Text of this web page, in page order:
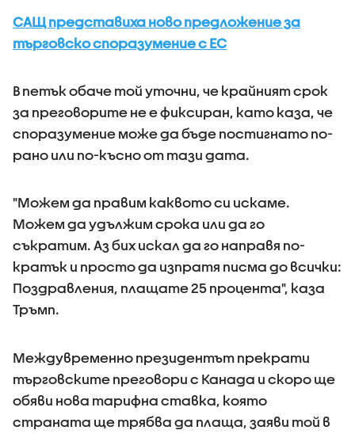
САЩ представиха ново предложение за
търговско споразумение с ЕС
В петък обаче той уточни, че крайният срок
за преговорите не е фиксиран, като каза, че
споразумение може да бъде постигнато по-
рано или по-късно от тази дата.
"Можем да правим каквото си искаме.
Можем да удължим срока или да го
съкратим. Аз бих искал да го направя по-
кратък и просто да изпратя писма до всички:
Поздравления, плащате 25 процента", каза
Тръмп.
Mеждувременно президентът прекрати
търговските преговори с Канада и скоро ще
обяви нова тарифна ставка, която
страната ще трябва да плаща, заяви той в